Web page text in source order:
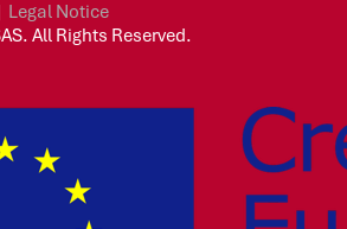
Legal Notice
All Rights Reserved.